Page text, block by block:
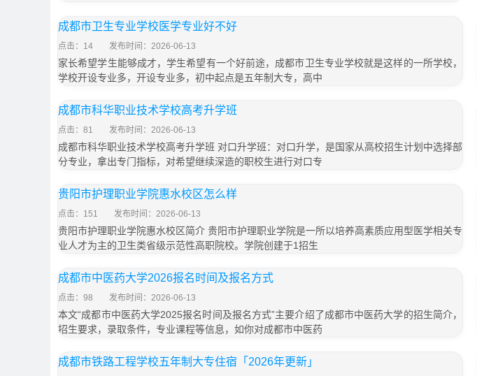
成都市卫生专业学校医学专业好不好
点击：14 发布时间：2026-06-13
家长希望学生能够成才，学生希望有一个好前途，成都市卫生专业学校就是这样的一所学校，
学校开设专业多，开设专业多，初中起点是五年制大专，高中
成都市科华职业技术学校高考升学班
点击：81 发布时间：2026-06-13
成都市科华职业技术学校高考升学班 对口升学班：对口升学，是国家从高校招生计划中选择部
分专业，拿出专门指标，对希望继续深造的职校生进行对口专
贵阳市护理职业学院惠水校区怎么样
点击：151 发布时间：2026-06-13
贵阳市护理职业学院惠水校区简介 贵阳市护理职业学院是一所以培养高素质应用型医学相关专
业人才为主的卫生类省级示范性高职院校。学院创建于1招生
成都市中医药大学2026报名时间及报名方式
点击：98 发布时间：2026-06-13
本文“成都市中医药大学2025报名时间及报名方式”主要介绍了成都市中医药大学的招生简介，
招生要求，录取条件，专业课程等信息，如你对成都市中医药
成都市铁路工程学校五年制大专住宿「2026年更新」